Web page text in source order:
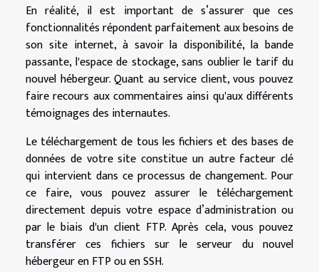
En réalité, il est important de s’assurer que ces
fonctionnalités répondent parfaitement aux besoins de
son site internet, à savoir la disponibilité, la bande
passante, l'espace de stockage, sans oublier le tarif du
nouvel hébergeur. Quant au service client, vous pouvez
faire recours aux commentaires ainsi qu'aux différents
témoignages des internautes.
Le téléchargement de tous les fichiers et des bases de
données de votre site constitue un autre facteur clé
qui intervient dans ce processus de changement. Pour
ce faire, vous pouvez assurer le téléchargement
directement depuis votre espace d’administration ou
par le biais d'un client FTP. Après cela, vous pouvez
transférer ces fichiers sur le serveur du nouvel
hébergeur en FTP ou en SSH.